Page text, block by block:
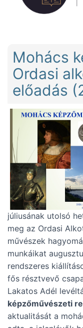
Mohács
Ordasi
előadás
júliusának utolsó
meg az Ordasi
művészek
munkáikat
rendszeres
fős résztvevő
Lakatos Adél
képzőművészeti
aktualitását a